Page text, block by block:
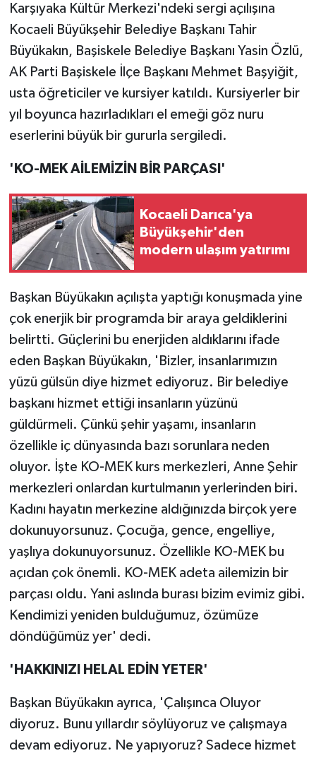
Karşıyaka Kültür Merkezi'ndeki sergi açılışına
Kocaeli Büyükşehir Belediye Başkanı Tahir
Büyükakın, Başiskele Belediye Başkanı Yasin Özlü,
AK Parti Başiskele İlçe Başkanı Mehmet Başyiğit,
usta öğreticiler ve kursiyer katıldı. Kursiyerler bir
yıl boyunca hazırladıkları el emeği göz nuru
eserlerini büyük bir gururla sergiledi.
'KO-MEK AİLEMİZİN BİR PARÇASI'
Kocaeli Darıca'ya
Büyükşehir'den
modern ulaşım yatırımı
Başkan Büyükakın açılışta yaptığı konuşmada yine
çok enerjik bir programda bir araya geldiklerini
belirtti. Güçlerini bu enerjiden aldıklarını ifade
eden Başkan Büyükakın, 'Bizler, insanlarımızın
yüzü gülsün diye hizmet ediyoruz. Bir belediye
başkanı hizmet ettiği insanların yüzünü
güldürmeli. Çünkü şehir yaşamı, insanların
özellikle iç dünyasında bazı sorunlara neden
oluyor. İşte KO-MEK kurs merkezleri, Anne Şehir
merkezleri onlardan kurtulmanın yerlerinden biri.
Kadını hayatın merkezine aldığınızda birçok yere
dokunuyorsunuz. Çocuğa, gence, engelliye,
yaşlıya dokunuyorsunuz. Özellikle KO-MEK bu
açıdan çok önemli. KO-MEK adeta ailemizin bir
parçası oldu. Yani aslında burası bizim evimiz gibi.
Kendimizi yeniden bulduğumuz, özümüze
döndüğümüz yer' dedi.
'HAKKINIZI HELAL EDİN YETER'
Başkan Büyükakın ayrıca, 'Çalışınca Oluyor
diyoruz. Bunu yıllardır söylüyoruz ve çalışmaya
devam ediyoruz. Ne yapıyoruz? Sadece hizmet